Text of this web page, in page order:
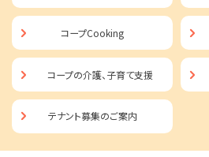
コープCooking
コープの介護、子育て支援
テナント募集のご案内